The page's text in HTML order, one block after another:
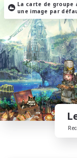
La carte de groupe
une image par